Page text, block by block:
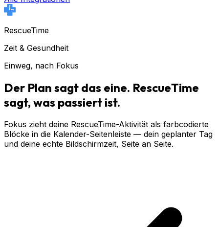
RescueTime
Zeit & Gesundheit
Einweg, nach Fokus
Der Plan sagt das eine. RescueTime
sagt, was passiert ist.
Fokus zieht deine RescueTime-Aktivität als farbcodierte
Blöcke in die Kalender-Seitenleiste — dein geplanter Tag
und deine echte Bildschirmzeit, Seite an Seite.